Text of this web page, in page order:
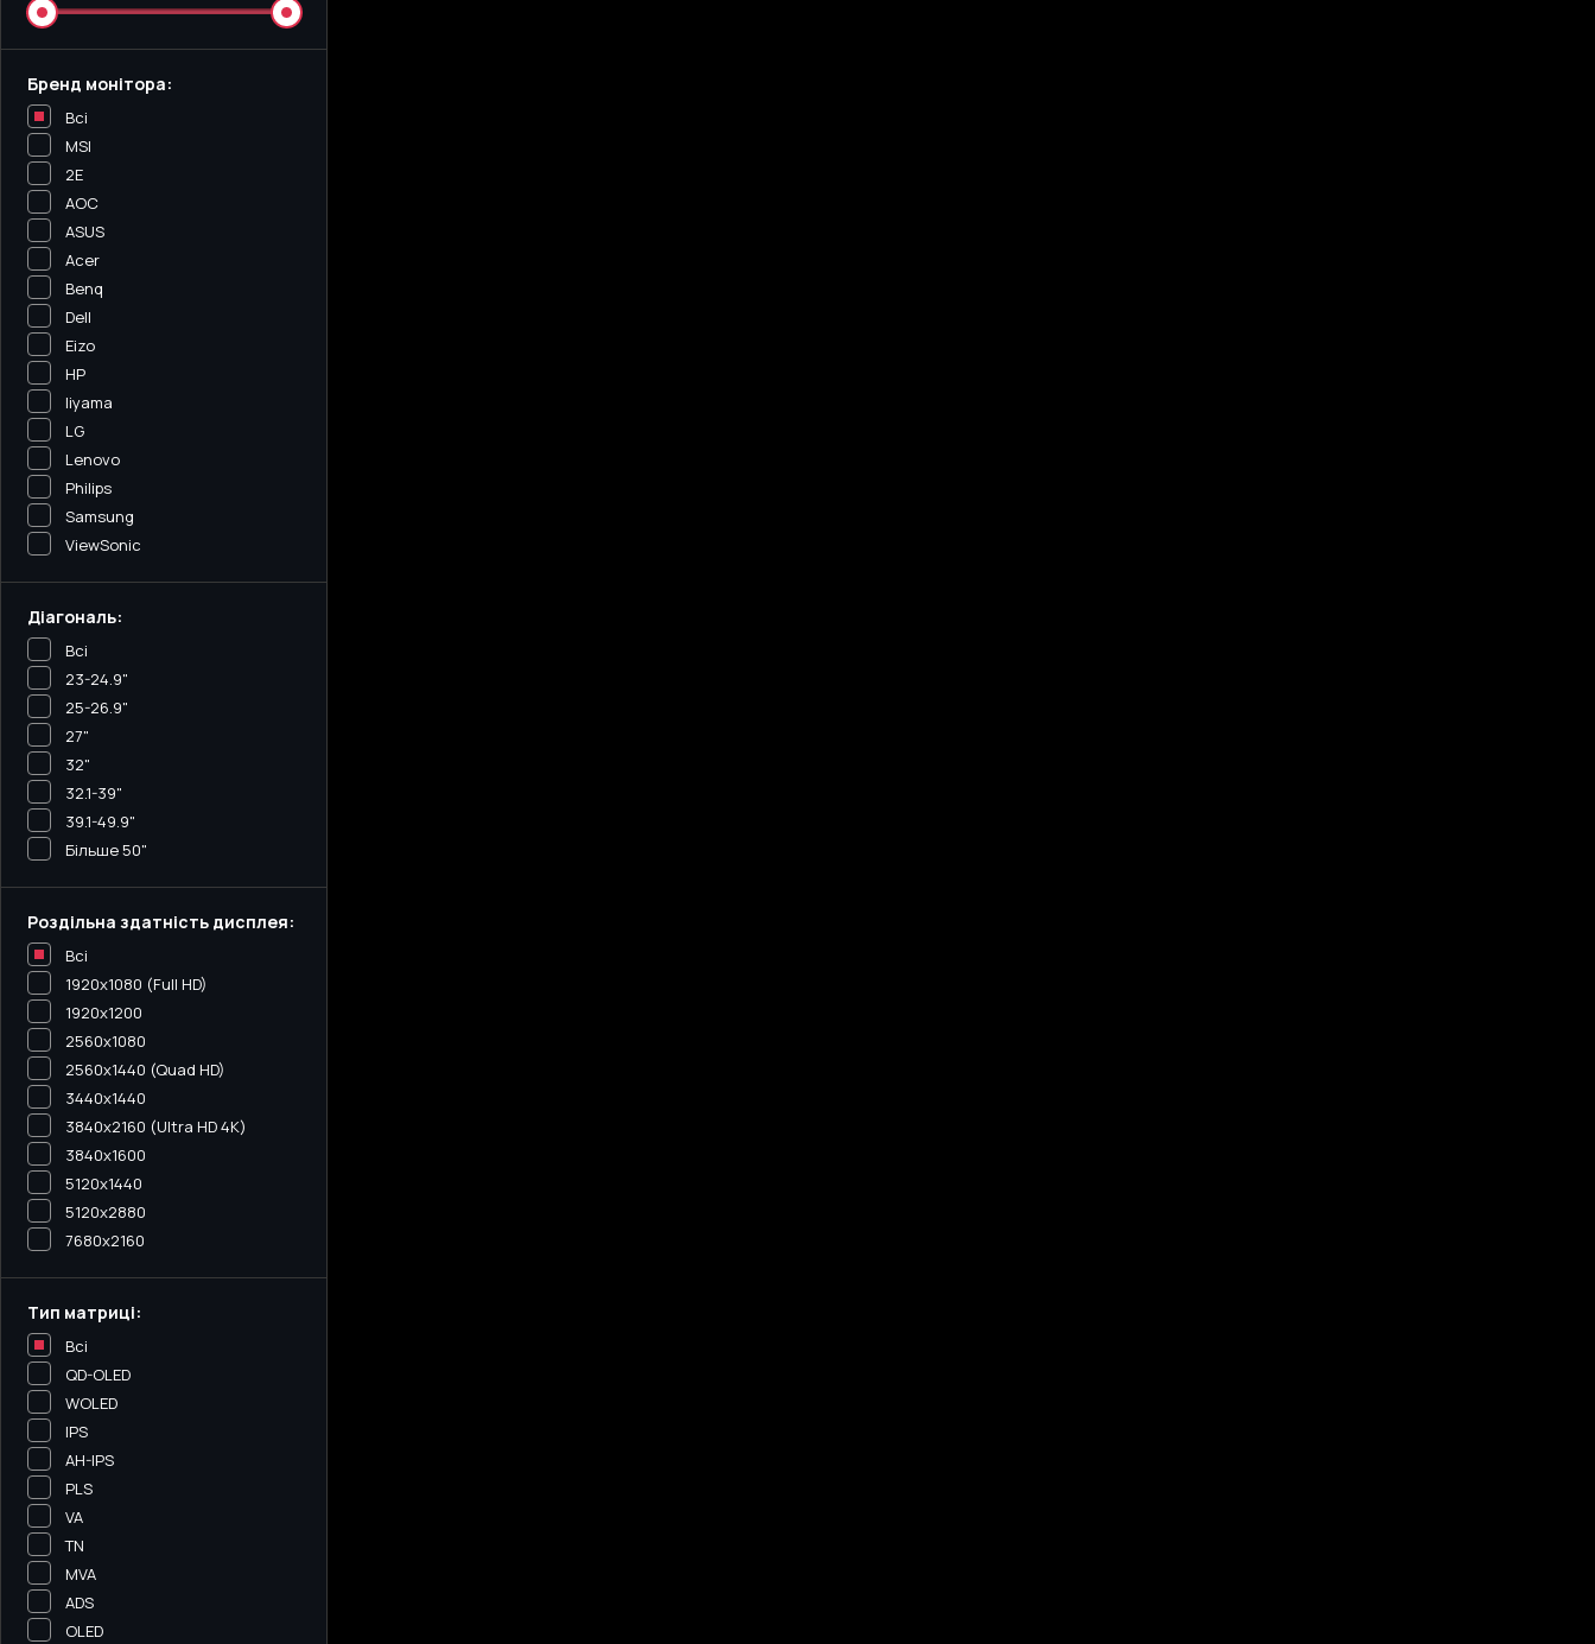
Бренд монітора:
Всі
MSI
2E
AOC
ASUS
Acer
Benq
Dell
Eizo
HP
Iiyama
LG
Lenovo
Philips
Samsung
ViewSonic
Діагональ:
Всі
23-24.9"
25-26.9"
27"
32"
32.1-39"
39.1-49.9"
Більше 50"
Роздільна здатність дисплея:
Всі
1920x1080 (Full HD)
1920x1200
2560x1080
2560x1440 (Quad HD)
3440х1440
3840x2160 (Ultra HD 4K)
3840x1600
5120x1440
5120х2880
7680x2160
Тип матриці:
Всі
QD-OLED
WOLED
IPS
AH-IPS
PLS
VA
TN
MVA
ADS
OLED